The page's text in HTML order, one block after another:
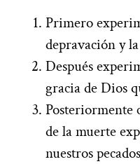
Primero
depravación y
Después
gracia de Dios
Posteriormente
de la muerte
nuestros